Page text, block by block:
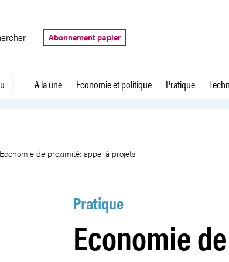
Abonnement papier
A la une Economie et politique Pratique
proximité: appel à projets
Economie de proximité: appel à projets
Pratique
Economie